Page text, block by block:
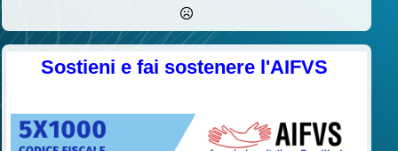
Sostieni e fai sostenere l'AIFVS